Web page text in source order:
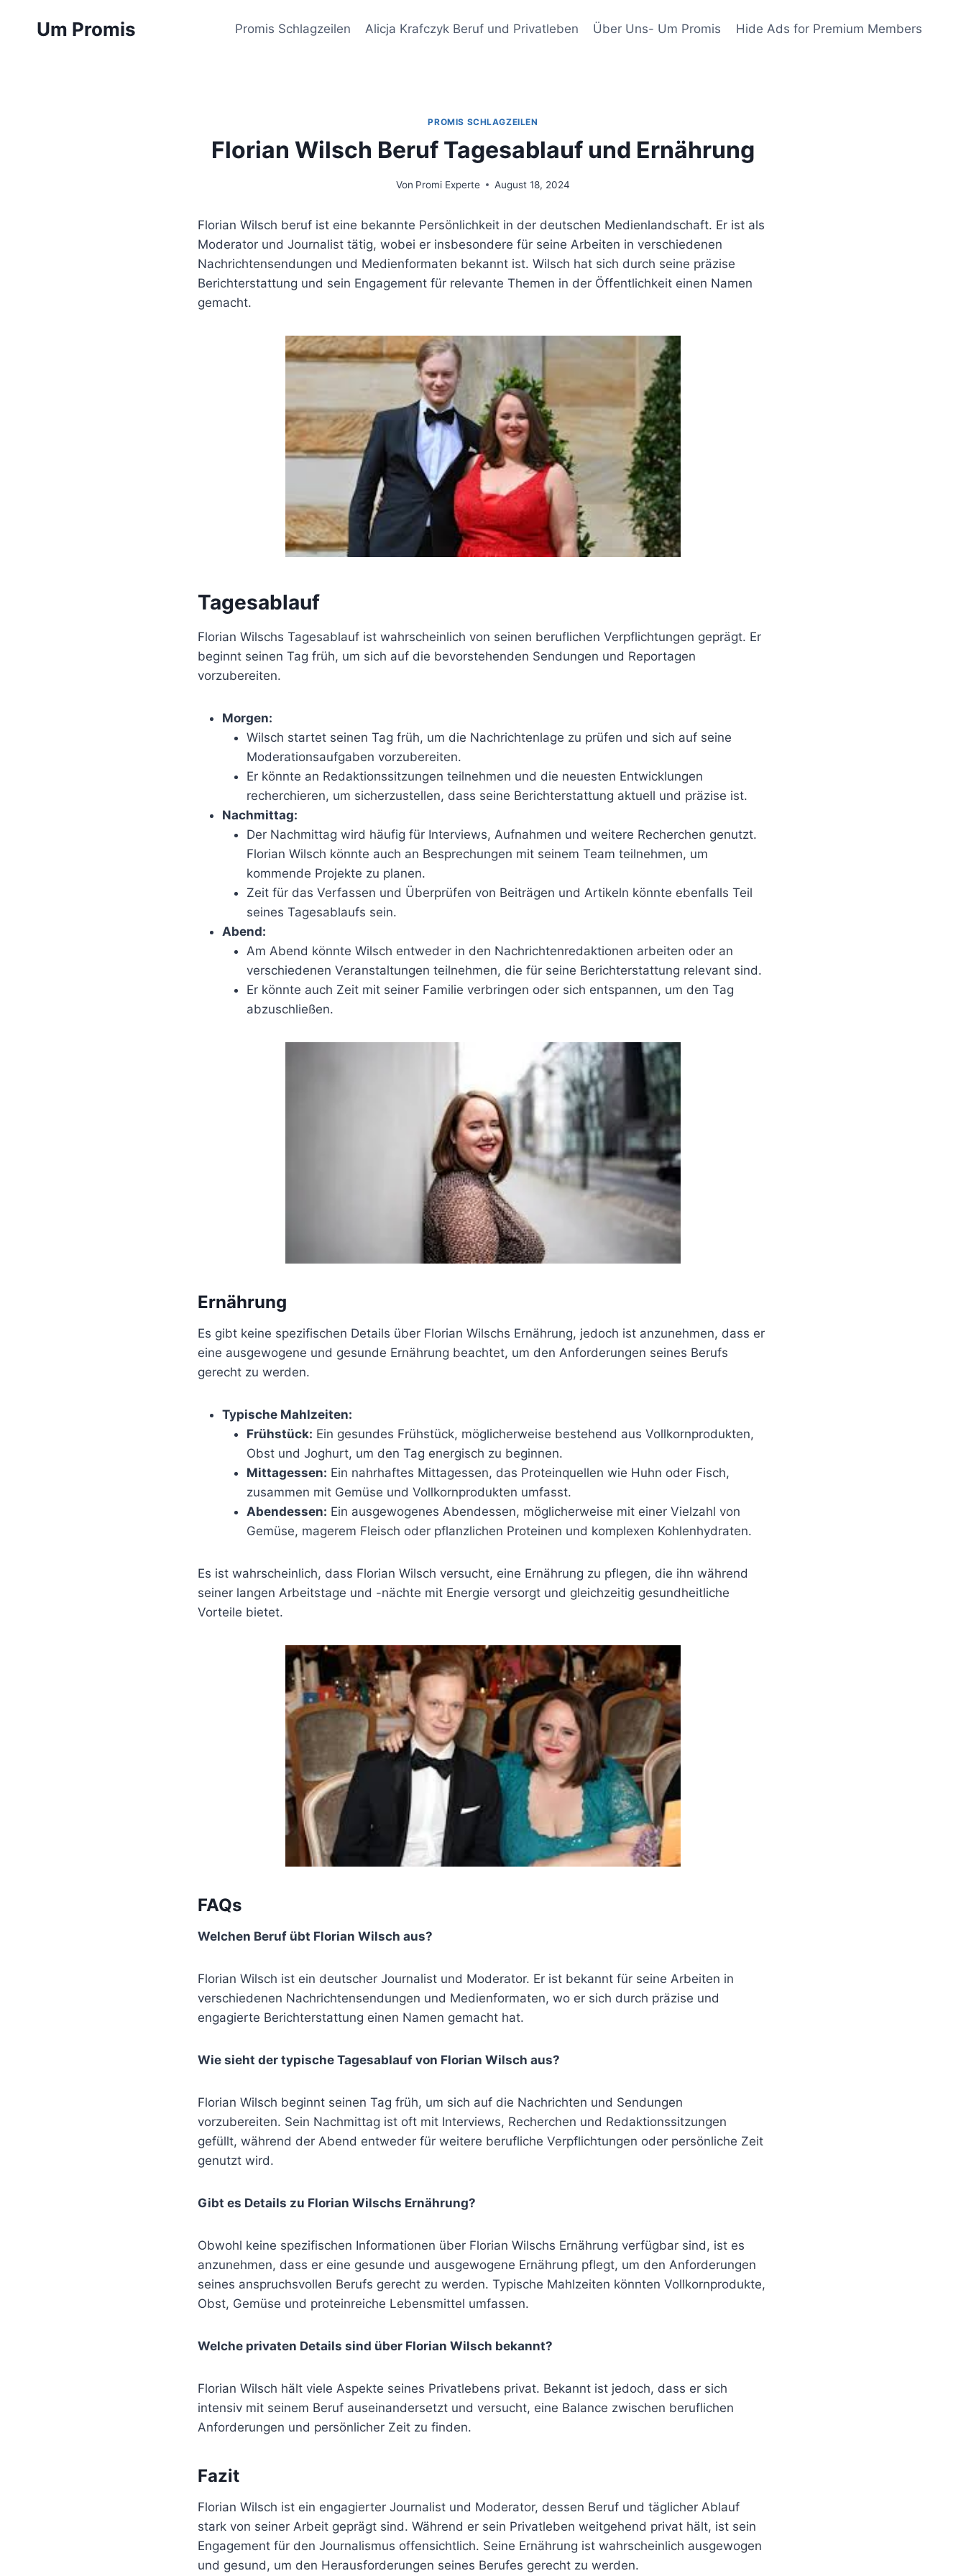
Um Promis Promis Schlagzeilen Alicja Krafczyk Beruf und Privatleben Über Uns- Um Promis Hide Ads for Premium Members
PROMIS SCHLAGZEILEN
Florian Wilsch Beruf Tagesablauf und Ernährung
Von Promi Experte August 18, 2024
Florian Wilsch beruf ist eine bekannte Persönlichkeit in der deutschen Medienlandschaft. Er ist als
Moderator und Journalist tätig, wobei er insbesondere für seine Arbeiten in verschiedenen
Nachrichtensendungen und Medienformaten bekannt ist. Wilsch hat sich durch seine präzise
Berichterstattung und sein Engagement für relevante Themen in der Öffentlichkeit einen Namen
gemacht.
Tagesablauf
Florian Wilschs Tagesablauf ist wahrscheinlich von seinen beruflichen Verpflichtungen geprägt. Er
beginnt seinen Tag früh, um sich auf die bevorstehenden Sendungen und Reportagen
vorzubereiten.
Morgen:
Wilsch startet seinen Tag früh, um die Nachrichtenlage zu prüfen und sich auf seine
Moderationsaufgaben vorzubereiten.
Er könnte an Redaktionssitzungen teilnehmen und die neuesten Entwicklungen
recherchieren, um sicherzustellen, dass seine Berichterstattung aktuell und präzise ist.
Nachmittag:
Der Nachmittag wird häufig für Interviews, Aufnahmen und weitere Recherchen genutzt.
Florian Wilsch könnte auch an Besprechungen mit seinem Team teilnehmen, um
kommende Projekte zu planen.
Zeit für das Verfassen und Überprüfen von Beiträgen und Artikeln könnte ebenfalls Teil
seines Tagesablaufs sein.
Abend:
Am Abend könnte Wilsch entweder in den Nachrichtenredaktionen arbeiten oder an
verschiedenen Veranstaltungen teilnehmen, die für seine Berichterstattung relevant sind.
Er könnte auch Zeit mit seiner Familie verbringen oder sich entspannen, um den Tag
abzuschließen.
Ernährung
Es gibt keine spezifischen Details über Florian Wilschs Ernährung, jedoch ist anzunehmen, dass er
eine ausgewogene und gesunde Ernährung beachtet, um den Anforderungen seines Berufs
gerecht zu werden.
Typische Mahlzeiten:
Frühstück: Ein gesundes Frühstück, möglicherweise bestehend aus Vollkornprodukten,
Obst und Joghurt, um den Tag energisch zu beginnen.
Mittagessen: Ein nahrhaftes Mittagessen, das Proteinquellen wie Huhn oder Fisch,
zusammen mit Gemüse und Vollkornprodukten umfasst.
Abendessen: Ein ausgewogenes Abendessen, möglicherweise mit einer Vielzahl von
Gemüse, magerem Fleisch oder pflanzlichen Proteinen und komplexen Kohlenhydraten.
Es ist wahrscheinlich, dass Florian Wilsch versucht, eine Ernährung zu pflegen, die ihn während
seiner langen Arbeitstage und -nächte mit Energie versorgt und gleichzeitig gesundheitliche
Vorteile bietet.
FAQs
Welchen Beruf übt Florian Wilsch aus?
Florian Wilsch ist ein deutscher Journalist und Moderator. Er ist bekannt für seine Arbeiten in
verschiedenen Nachrichtensendungen und Medienformaten, wo er sich durch präzise und
engagierte Berichterstattung einen Namen gemacht hat.
Wie sieht der typische Tagesablauf von Florian Wilsch aus?
Florian Wilsch beginnt seinen Tag früh, um sich auf die Nachrichten und Sendungen
vorzubereiten. Sein Nachmittag ist oft mit Interviews, Recherchen und Redaktionssitzungen
gefüllt, während der Abend entweder für weitere berufliche Verpflichtungen oder persönliche Zeit
genutzt wird.
Gibt es Details zu Florian Wilschs Ernährung?
Obwohl keine spezifischen Informationen über Florian Wilschs Ernährung verfügbar sind, ist es
anzunehmen, dass er eine gesunde und ausgewogene Ernährung pflegt, um den Anforderungen
seines anspruchsvollen Berufs gerecht zu werden. Typische Mahlzeiten könnten Vollkornprodukte,
Obst, Gemüse und proteinreiche Lebensmittel umfassen.
Welche privaten Details sind über Florian Wilsch bekannt?
Florian Wilsch hält viele Aspekte seines Privatlebens privat. Bekannt ist jedoch, dass er sich
intensiv mit seinem Beruf auseinandersetzt und versucht, eine Balance zwischen beruflichen
Anforderungen und persönlicher Zeit zu finden.
Fazit
Florian Wilsch ist ein engagierter Journalist und Moderator, dessen Beruf und täglicher Ablauf
stark von seiner Arbeit geprägt sind. Während er sein Privatleben weitgehend privat hält, ist sein
Engagement für den Journalismus offensichtlich. Seine Ernährung ist wahrscheinlich ausgewogen
und gesund, um den Herausforderungen seines Berufes gerecht zu werden.